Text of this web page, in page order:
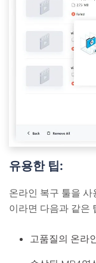
유용한 팁:
온라인 복구 툴을
이라면 다음과 같은
고품질의 온라